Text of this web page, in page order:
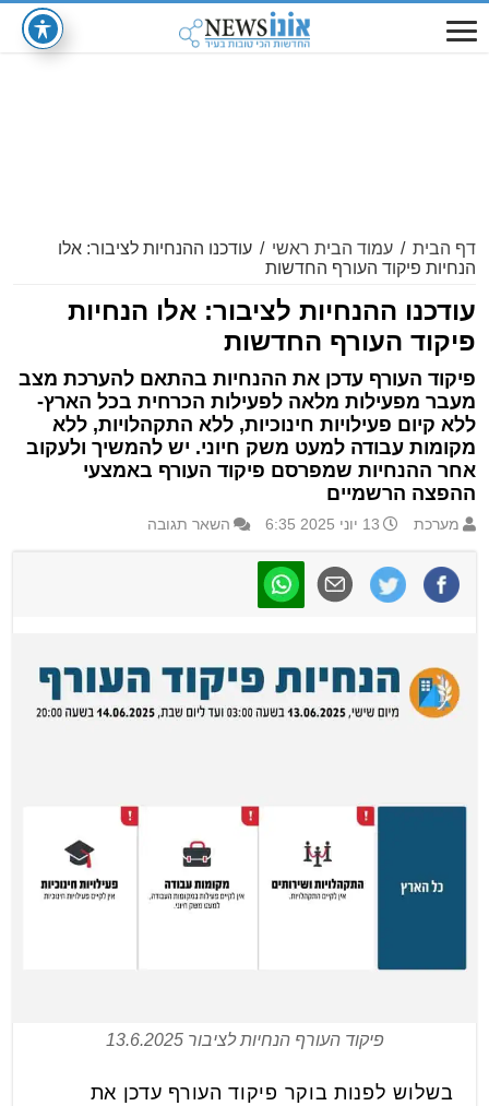
דף הבית / עמוד הבית ראשי / עודכנו ההנחיות לציבור: אלו
הנחיות פיקוד העורף החדשות
עודכנו ההנחיות לציבור: אלו הנחיות
פיקוד העורף החדשות
פיקוד העורף עדכן את ההנחיות בהתאם להערכת מצב
מעבר מפעילות מלאה לפעילות הכרחית בכל הארץ-
ללא קיום פעילויות חינוכיות, ללא התקהלויות, ללא
מקומות עבודה למעט משק חיוני. יש להמשיך ולעקוב
אחר ההנחיות שמפרסם פיקוד העורף באמצעי
ההפצה הרשמיים
מערכת 13 יוני 2025 6:35 השאר תגובה
פיקוד העורף הנחיות לציבור 13.6.2025
בשלוש לפנות בוקר פיקוד העורף עדכן את